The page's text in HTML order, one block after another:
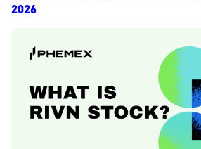
2026